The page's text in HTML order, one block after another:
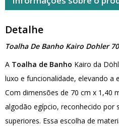
Detalhe
Toalha De Banho Kairo Dohler
A Toalha de Banho Kairo da
luxo e funcionalidade, elevando a
Com dimensões de 70 cm x 1,40
algodão egípcio, reconhecido por
superiores. Essa escolha de